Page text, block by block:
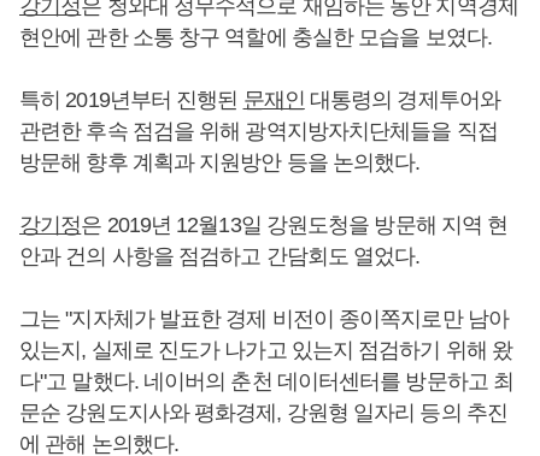
강기정은 청와대 정무수석으로 재임하는 동안 지역경제
현안에 관한 소통 창구 역할에 충실한 모습을 보였다.
특히 2019년부터 진행된 문재인 대통령의 경제투어와
관련한 후속 점검을 위해 광역지방자치단체들을 직접
방문해 향후 계획과 지원방안 등을 논의했다.
강기정은 2019년 12월13일 강원도청을 방문해 지역 현
안과 건의 사항을 점검하고 간담회도 열었다.
그는 "지자체가 발표한 경제 비전이 종이쪽지로만 남아
있는지, 실제로 진도가 나가고 있는지 점검하기 위해 왔
다"고 말했다. 네이버의 춘천 데이터센터를 방문하고 최
문순 강원도지사와 평화경제, 강원형 일자리 등의 추진
에 관해 논의했다.